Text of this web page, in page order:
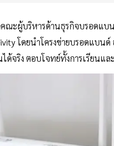
ะผู้บริหารด้านธุรกิจบรอดแบน
โดยนำโครงข่ายบรอดแบน
จริง ตอบโจทย์ทั้งการเรียนแล